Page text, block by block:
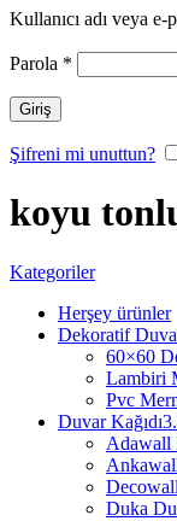
Kullanıcı adı veya e-
Parola *
Giriş
Şifreni mi unuttun?
koyu
Kategoriler
Herşey ürünler
Dekoratif
60×60
Lambiri
Pvc
Duvar Kağıdı
Adawall
Duka